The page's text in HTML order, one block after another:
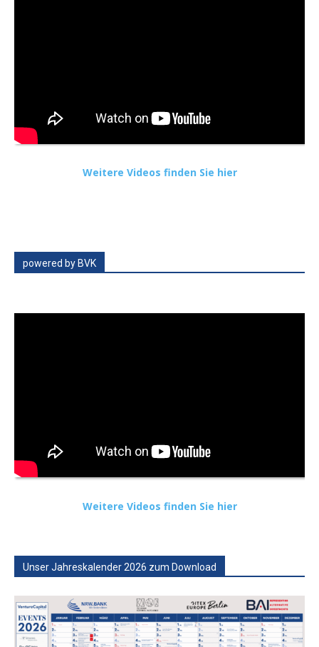
Weitere Videos finden Sie hier
powered by BVK
Weitere Videos finden Sie hier
Unser Jahreskalender 2026 zum Download